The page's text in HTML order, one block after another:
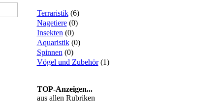
Terraristik(6)
Nagetiere(0)
Insekten (0)
Aquaristik(0)
Spinnen (0)
Vögel und Zubehör(1)
TOP-Anzeigen...
aus allen Rubriken